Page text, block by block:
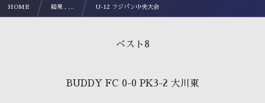
HOME 結果 , … U-12 フジパン中央大会
ベスト8
BUDDY FC 0-0 PK3-2 大川東